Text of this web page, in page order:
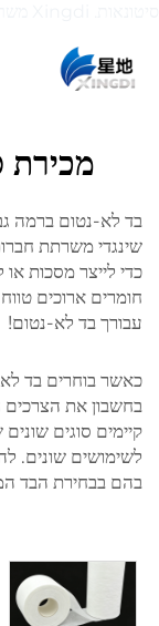
מכירת
בד לא-נטום ברמה
שינגדי משרתת
עבורך בד לא-נטום!
כאשר בוחרים בד לא
בחשבון את הצרכים
קיימים סוגים
לשימושים שונים.
בהם בבחירת הבד